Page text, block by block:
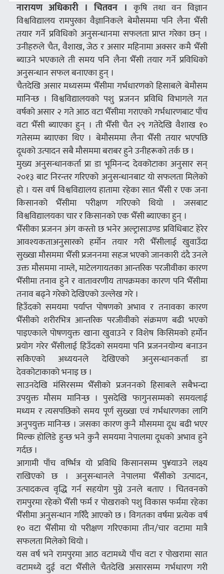
नारायण अधिकारी । चितवन । कृषि तथा वन विज्ञान
विश्वविद्यालय रामपुरका वैज्ञानिकले बेमौसममा पनि लैना भैँसी
तयार गर्ने प्रविधिको अनुसन्धानमा सफलता प्राप्त गरेका छन् ।
उनीहरुले चैत, वैशाख, जेठ र असार महिनामा अक्सर कमै भैँसी
ब्याउने भएकाले ती समय पनि लैना भैँसी तयार गर्ने प्रविधिको
अनुसन्धान सफल बनाएका हुन् ।
चैतदेखि असार मध्यसम्म भैँसीमा गर्भधारणको हिसाबले बेमौसम
मानिन्छ । विश्वविद्यालयको पशु प्रजनन प्रविधि विभागले गत
वर्षको असार २ गते आठ वटा भैँसीमा गराएको गर्भधारणबाट पाँच
वटा भैँसी ब्याएका हुन् । ती भैँसी चैत २९ गतेदेखि वैशाख १०
गतेसम्म ब्याएका थिए । बेमौसममा लैना भैँसी तयार भएपछि
दूधको उत्पादन सबै मौसममा बराबर हुने उनीहरूको तर्क छ ।
मुख्य अनुसन्धानकर्ता प्रा डा भूमिनन्द देवकोटाका अनुसार सन्
२०१३ बाट निरन्तर गरिएको अनुसन्धानबाट यो सफलता मिलेको
हो । यस वर्ष विश्वविद्यालय हातामा रहेका सात भैँसी र एक जना
किसानको भैँसीमा परीक्षण गरिएको थियो । जसबाट
विश्वविद्यालयका चार र किसानको एक भैँसी ब्याएका हुन् ।
भैँसीका प्रजनन अंग कस्तो छ भनेर अल्ट्रासाउण्ड प्रविधिबाट हेरेर
आवश्यकताअनुसारको हर्माेन तयार गरी भैँसीलाई खुवाउँदा
सुख्खा मौसममा भैँसी प्रजननमा सहज भएको जानकारी दंदै उनले
उक्त मौसममा नाम्ले, माटेलगायतका आन्तरिक परजीवीका कारण
भैँसीमा तनाव हुने र वातावरणीय तापक्रमका कारण पनि भैँसीमा
तनाव बढ्ने गरेको देखिएको उल्लेख गरे ।
हिउँदको समयमा पर्याप्त पोषणको अभाव र तनावका कारण
भैँसीको शरीरभित्र आन्तरिक परजीवीको संक्रमण बढी भएको
पाइएकाले पोषणयुक्त खाना खुवाउने र विशेष किसिमको हर्माेन
प्रयोग गरेर भैँसीलाई हिउँदको समयमा पनि प्रजननयोग्य बनाउन
सकिएको अध्ययनले देखिएको अनुसन्धानकर्ता डा
देवकोटाकाको भनाइ छ ।
साउनदेखि मंसिरसम्म भैँसीको प्रजननको हिसाबले सबैभन्दा
उपयुक्त मौसम मानिन्छ । पुसदेखि फागुनसम्मको समयलाई
मध्यम र त्यसपछिको समय पूर्ण सुख्खा एवं गर्भधारणका लागि
अनुपयुक्त मानिन्छ । जसका कारण कुनै मौसममा दूध बढी भएर
मिल्क होलिडे हुन्छ भने कुनै समयमा नेपालमा दूधको अभाव हुने
गर्दछ ।
आगामी पाँच वर्ष्भित्र यो प्रविधि किसानसम्म पु¥याउने लक्ष्य
राखिएको छ । अनुसन्धानले नेपालमा भैँसीको उत्पादन,
उत्पादकत्व वृद्धि गर्न सहयोग पुग्ने उनले बताए । चितवनको
रामपुरमा रहेको भैँसी फर्म र पोखराको पशु विकास फर्ममा रहेका
भैँसीमा अनुसन्धान गरिँदै आएको छ । विगतका वर्षमा प्रत्येक वर्ष
१० वटा भैँसीमा यो परीक्षण गरिएकामा तीन/चार वटामा मात्रै
सफलता मिलेको थियो ।
यस वर्ष भने रामपुरमा आठ वटामध्ये पाँच वटा र पोखरामा सात
वटामध्ये दुई वटा भैँसीले चैतदेखि असारसम्म गर्भधारण गरी